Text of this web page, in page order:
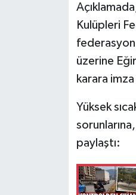
Kulüpleri
federasyon
üzerine
karara
Yüksek
paylaştı:
Teknoloji